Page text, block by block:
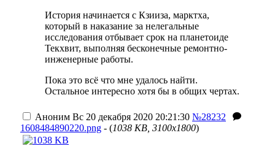
История начинается с Кзииза, марктха,
который в наказание за нелегальные
исследования отбывает срок на планетоиде
Текхвит, выполняя бесконечные ремонтно-
инженерные работы.
Пока это всё что мне удалось найти.
Остальное интересно хотя бы в общих чертах.
Аноним Вс 20 декабря 2020 20:21:30 №28232
1608484890220.png - (1038 KB, 3100x1800)